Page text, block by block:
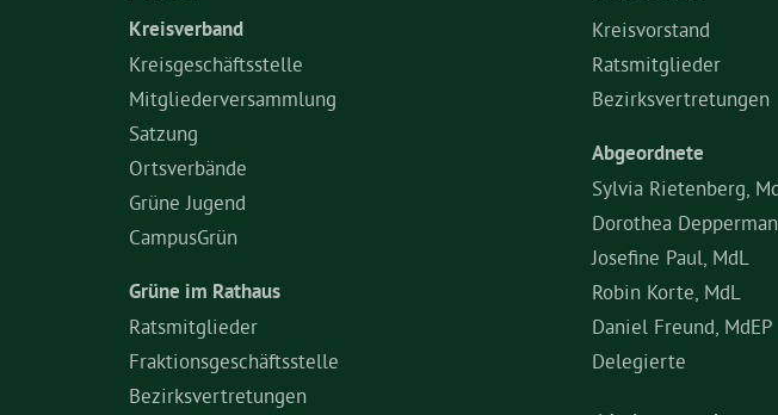
Kreisverband
Kreisgeschäftsstelle
Mitgliederversammlung
Satzung
Ortsverbände
Grüne Jugend
CampusGrün
Grüne im Rathaus
Ratsmitglieder
Fraktionsgeschäftsstelle
Bezirksvertretungen
Kreisvorstand
Ratsmitglieder
Bezirksvertretungen
Abgeordnete
Sylvia Rietenberg,
Dorothea
Josefine Paul, MdL
Robin Korte, MdL
Daniel Freund, MdEP
Delegierte